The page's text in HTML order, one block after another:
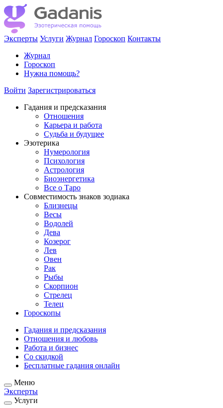
Эксперты Услуги Журнал Гороскоп Контакты
Журнал
Гороскоп
Нужна помощь?
Войти Зарегистрироваться
Гадания и предсказания
Отношения
Карьера и работа
Cудьба и будущее
Эзотерика
Нумерология
Психология
Астрология
Биоэнергетика
Все о Таро
Совместимость знаков зодиака
Близнецы
Весы
Водолей
Дева
Козерог
Лев
Овен
Рак
Рыбы
Скорпион
Стрелец
Телец
Гороскопы
Гадания и предсказания
Отношения и любовь
Работа и бизнес
Со скидкой
Бесплатные гадания онлайн
Меню
Эксперты
Услуги